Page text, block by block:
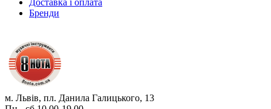
Доставка і оплата
Бренди
м. Львів, пл. Данила Галицького, 13